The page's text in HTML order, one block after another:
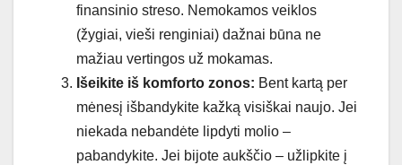
finansinio streso. Nemokamos veiklos
(žygiai, vieši renginiai) dažnai būna ne
mažiau vertingos už mokamas.
Išeikite iš komforto zonos: Bent kartą per
mėnesį išbandykite kažką visiškai naujo. Jei
niekada nebandėte lipdyti molio –
pabandykite. Jei bijote aukščio – užlipkite į